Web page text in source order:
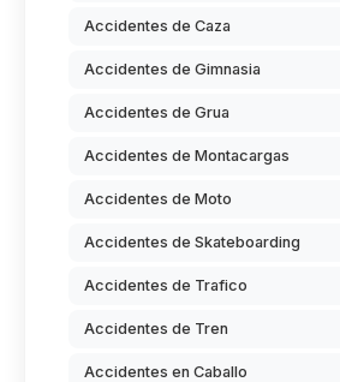
Accidentes de Caza
Accidentes de Gimnasia
Accidentes de Grua
Accidentes de Montacargas
Accidentes de Moto
Accidentes de Skateboarding
Accidentes de Trafico
Accidentes de Tren
Accidentes en Caballo